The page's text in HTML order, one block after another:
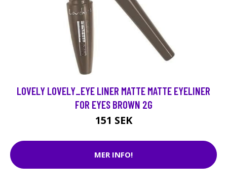
LOVELY LOVELY_EYE LINER MATTE MATTE EYELINER
FOR EYES BROWN 2G
151 SEK
MER INFO!